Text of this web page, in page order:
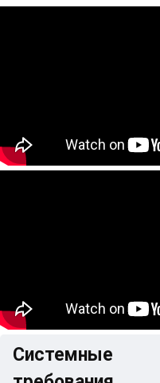
Системные